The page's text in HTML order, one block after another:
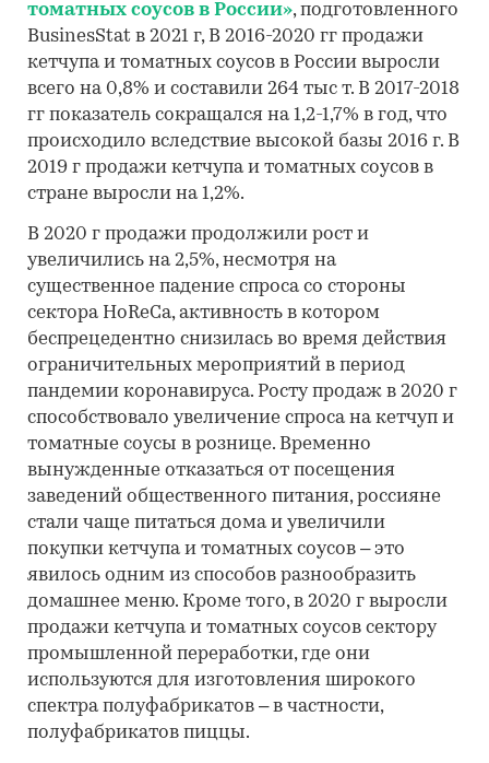
томатных соусов в России», подготовленного
BusinesStat в 2021 г, В 2016-2020 гг продажи
кетчупа и томатных соусов в России выросли
всего на 0,8% и составили 264 тыс т. В 2017-2018
гг показатель сокращался на 1,2-1,7% в год, что
происходило вследствие высокой базы 2016 г. В
2019 г продажи кетчупа и томатных соусов в
стране выросли на 1,2%.
В 2020 г продажи продолжили рост и
увеличились на 2,5%, несмотря на
существенное падение спроса со стороны
сектора HoReCa, активность в котором
беспрецедентно снизилась во время действия
ограничительных мероприятий в период
пандемии коронавируса. Росту продаж в 2020 г
способствовало увеличение спроса на кетчуп и
томатные соусы в рознице. Временно
вынужденные отказаться от посещения
заведений общественного питания, россияне
стали чаще питаться дома и увеличили
покупки кетчупа и томатных соусов – это
явилось одним из способов разнообразить
домашнее меню. Кроме того, в 2020 г выросли
продажи кетчупа и томатных соусов сектору
промышленной переработки, где они
используются для изготовления широкого
спектра полуфабрикатов – в частности,
полуфабрикатов пиццы.